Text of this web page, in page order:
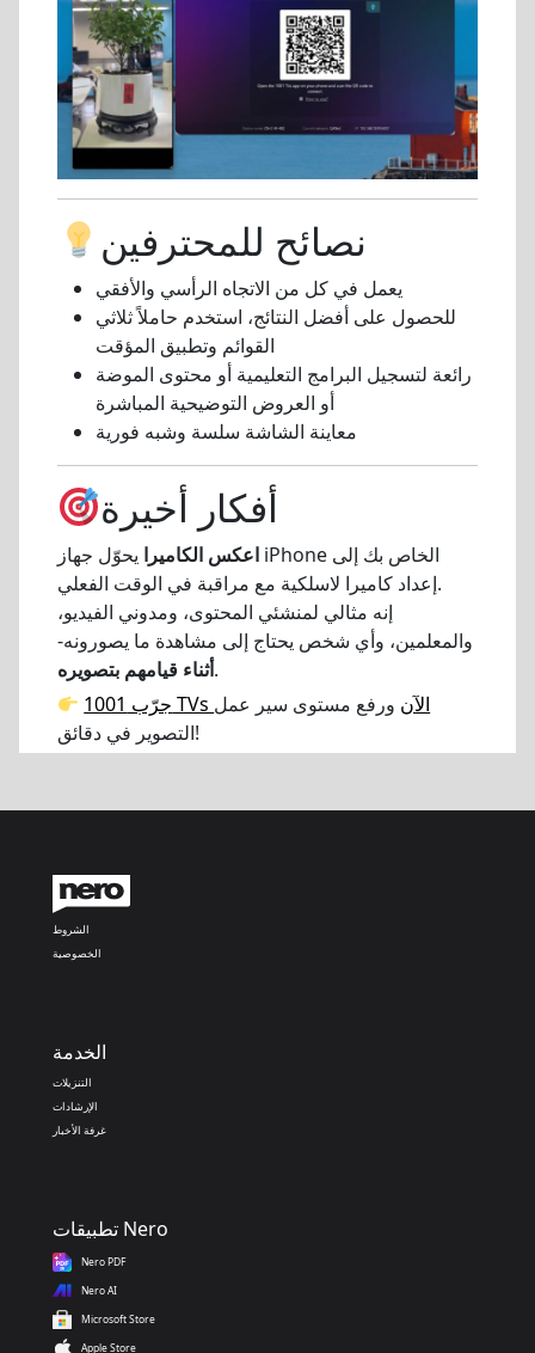
نصائح للمحترفين
يعمل في كل من الاتجاه الرأسي والأفقي
للحصول على أفضل النتائج، استخدم حاملاً ثلاثي
القوائم وتطبيق المؤقت
رائعة لتسجيل البرامج التعليمية أو محتوى الموضة
أو العروض التوضيحية المباشرة
معاينة الشاشة سلسة وشبه فورية
أفكار أخيرة
اعكس الكاميرا يحوّل جهاز iPhone الخاص بك إلى
إعداد كاميرا لاسلكية مع مراقبة في الوقت الفعلي.
إنه مثالي لمنشئي المحتوى، ومدوني الفيديو،
والمعلمين، وأي شخص يحتاج إلى مشاهدة ما يصورونه-
أثناء قيامهم بتصويره.
جرّب 1001 TVs الآن ورفع مستوى سير عمل
التصوير في دقائق!
الشروط
الخصوصية
الخدمة
التنزيلات
الإرشادات
غرفة الأخبار
تطبيقات Nero
Nero PDF
Nero AI
Microsoft Store
Apple Store